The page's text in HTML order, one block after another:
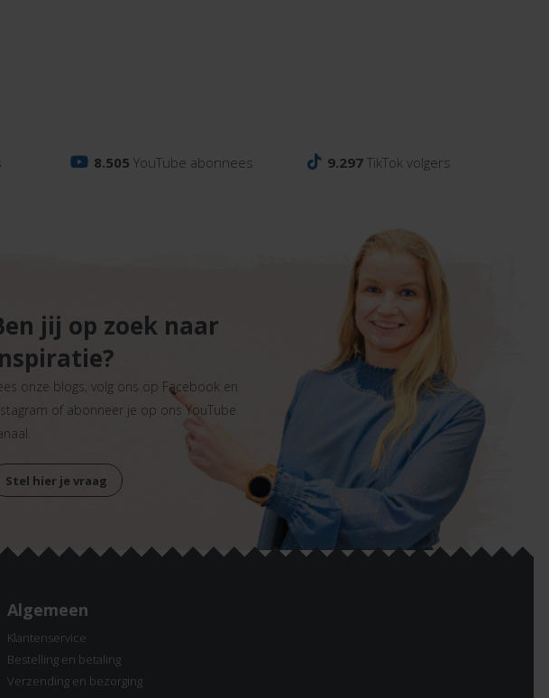
8.505 YouTube abonnees 9.297TikTok volgers
jij op zoek naar
onze blogs, volg ons op Facebook en
of abonneer je op ons YouTube
Stel hier je vraag
Algemeen
Klantenservice
Bestelling en betaling
Verzending en bezorging